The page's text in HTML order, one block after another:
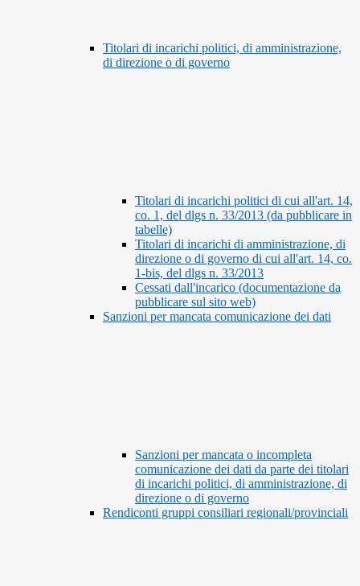
Titolari di incarichi politici, di amministrazione,
di direzione o di governo
Titolari di incarichi politici di cui all'art. 14,
co. 1, del dlgs n. 33/2013 (da pubblicare in
tabelle)
Titolari di incarichi di amministrazione, di
direzione o di governo di cui all'art. 14, co.
1-bis, del dlgs n. 33/2013
Cessati dall'incarico (documentazione da
pubblicare sul sito web)
Sanzioni per mancata comunicazione dei dati
Sanzioni per mancata o incompleta
comunicazione dei dati da parte dei titolari
di incarichi politici, di amministrazione, di
direzione o di governo
Rendiconti gruppi consiliari regionali/provinciali